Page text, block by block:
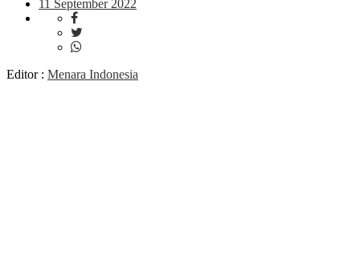
11 September 2022
Editor : Menara Indonesia